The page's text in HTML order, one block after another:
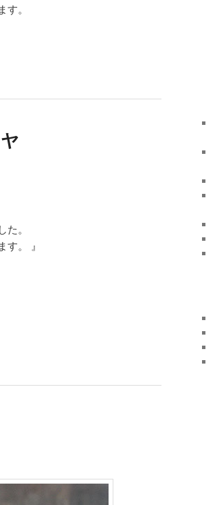
。
。
。 』